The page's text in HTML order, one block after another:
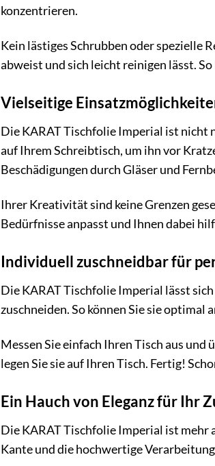
konzentrieren.
Kein lästiges Schrubben oder spezielle
abweist und sich leicht reinigen lässt.
Vielseitige
Die KARAT Tischfolie Imperial ist nicht
auf Ihrem Schreibtisch, um ihn vor
Beschädigungen durch Gläser und
Ihrer Kreativität sind keine Grenzen
Bedürfnisse anpasst und Ihnen dabei
Individuell zuschneidbar für
Die KARAT Tischfolie Imperial lässt
zuschneiden. So können Sie sie optimal
Messen Sie einfach Ihren Tisch aus
legen Sie sie auf Ihren Tisch. Fertig!
Ein Hauch von Eleganz für Ihr
Die KARAT Tischfolie Imperial ist mehr
Kante und die hochwertige